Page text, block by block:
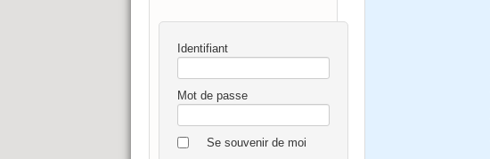
Identifiant
Mot de passe
Se souvenir de moi